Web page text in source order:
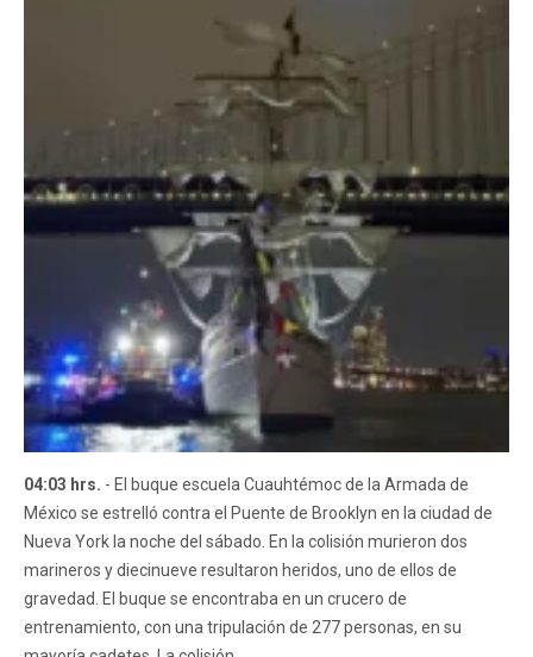
04:03 hrs. - El buque escuela Cuauhtémoc de la Armada de
México se estrelló contra el Puente de Brooklyn en la ciudad de
Nueva York la noche del sábado. En la colisión murieron dos
marineros y diecinueve resultaron heridos, uno de ellos de
gravedad. El buque se encontraba en un crucero de
entrenamiento, con una tripulación de 277 personas, en su